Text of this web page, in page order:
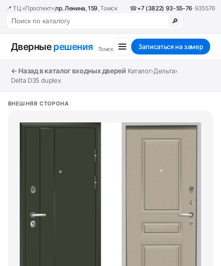
📍 ТЦ «Проспект»,пр. Ленина, 159, Томск ☎+7 (3822) 93-55-76· 935576
🔎
Дверныерешения Томск Записаться на замер
← Назад в каталог входных дверей Каталог›Дельта›
Delta D35 duplex
ВНЕШНЯЯ СТОРОНА